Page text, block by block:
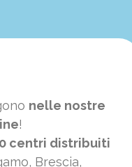
nelle nostre
!
centri distribuiti
Brescia,